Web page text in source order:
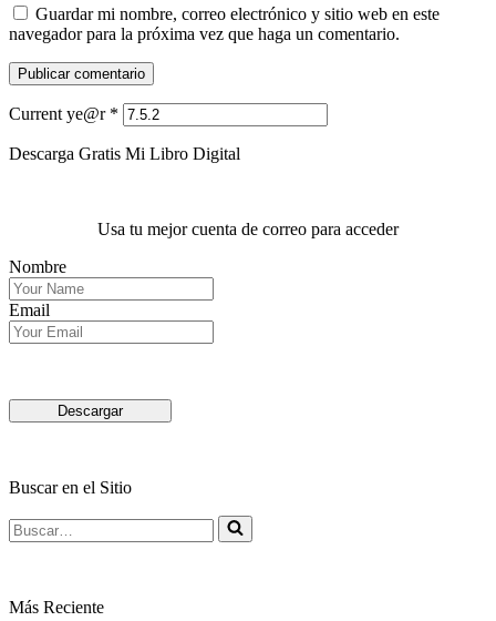
Guardar mi nombre, correo electrónico y sitio web en este
navegador para la próxima vez que haga un comentario.
Current ye@r *
Descarga Gratis Mi Libro Digital
Usa tu mejor cuenta de correo para acceder
Nombre
Email
Descargar
Buscar en el Sitio
Buscar…
Más Reciente